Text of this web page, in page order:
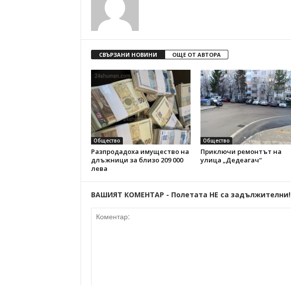
СВЪРЗАНИ НОВИНИ ОЩЕ ОТ АВТОРА
Общество
Разпродадоха имущество на
длъжници за близо 209 000
лева
Общество
Приключи ремонтът на
улица „Дедеагач“
ВАШИЯТ КОМЕНТАР - Полетата НЕ са задължителни!